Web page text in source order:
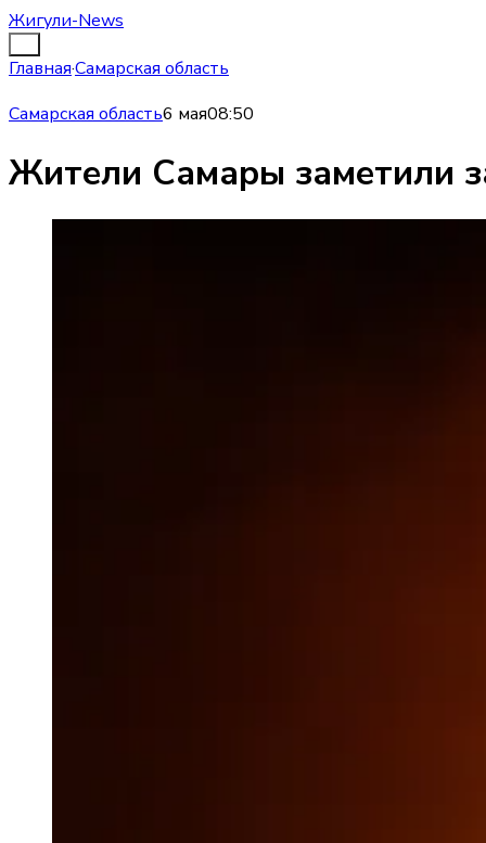
Жигули-News
Главная·Самарская область
Самарская область6 мая08:50
Жители Самары заметили